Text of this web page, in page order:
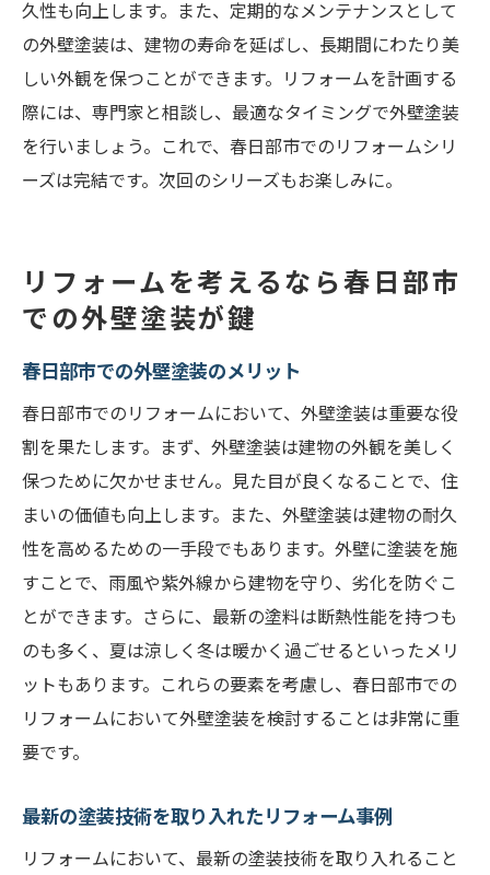
久性も向上します。また、定期的なメンテナンスとして
の外壁塗装は、建物の寿命を延ばし、長期間にわたり美
しい外観を保つことができます。リフォームを計画する
際には、専門家と相談し、最適なタイミングで外壁塗装
を行いましょう。これで、春日部市でのリフォームシリ
ーズは完結です。次回のシリーズもお楽しみに。
リフォームを考えるなら春日部市
での外壁塗装が鍵
春日部市での外壁塗装のメリット
春日部市でのリフォームにおいて、外壁塗装は重要な役
割を果たします。まず、外壁塗装は建物の外観を美しく
保つために欠かせません。見た目が良くなることで、住
まいの価値も向上します。また、外壁塗装は建物の耐久
性を高めるための一手段でもあります。外壁に塗装を施
すことで、雨風や紫外線から建物を守り、劣化を防ぐこ
とができます。さらに、最新の塗料は断熱性能を持つも
のも多く、夏は涼しく冬は暖かく過ごせるといったメリ
ットもあります。これらの要素を考慮し、春日部市での
リフォームにおいて外壁塗装を検討することは非常に重
要です。
最新の塗装技術を取り入れたリフォーム事例
リフォームにおいて、最新の塗装技術を取り入れること